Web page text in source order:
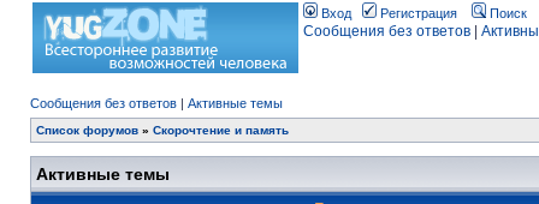
Вход Регистрация Поиск
Сообщения без ответов
Сообщения без ответов | Активные темы
Список форумов » Скорочтение и память
Активные темы